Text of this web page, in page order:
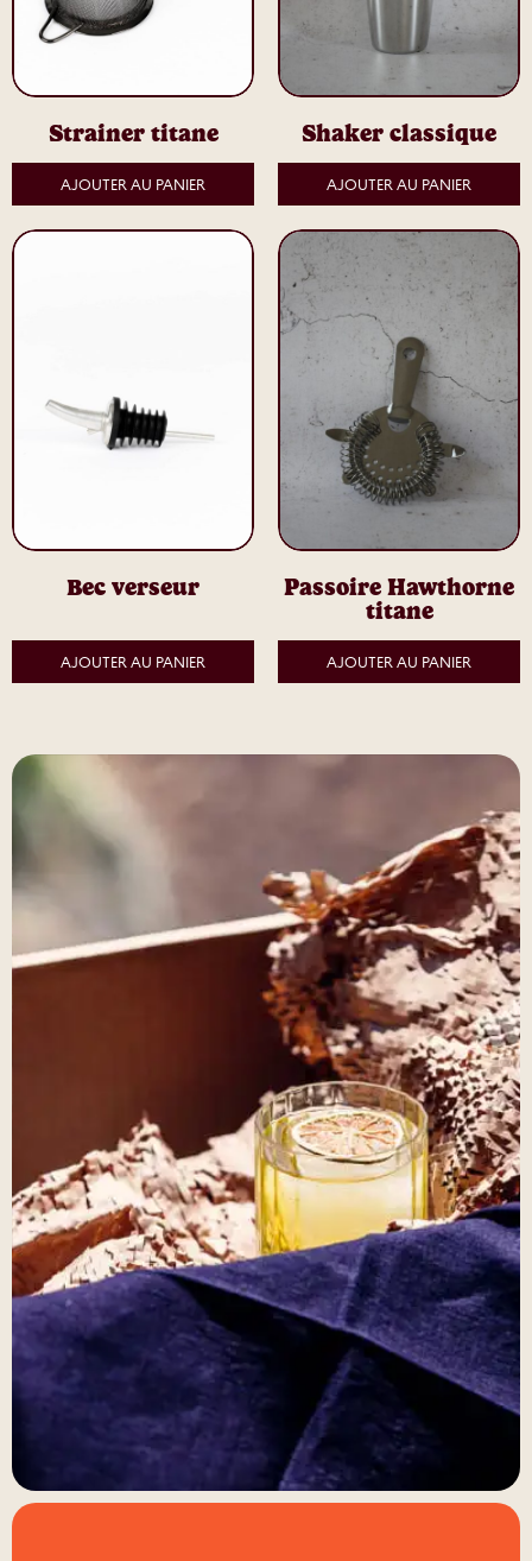
Strainer titane
AJOUTER AU PANIER
Shaker classique
AJOUTER AU PANIER
Bec verseur
AJOUTER AU PANIER
Passoire Hawthorne
titane
AJOUTER AU PANIER